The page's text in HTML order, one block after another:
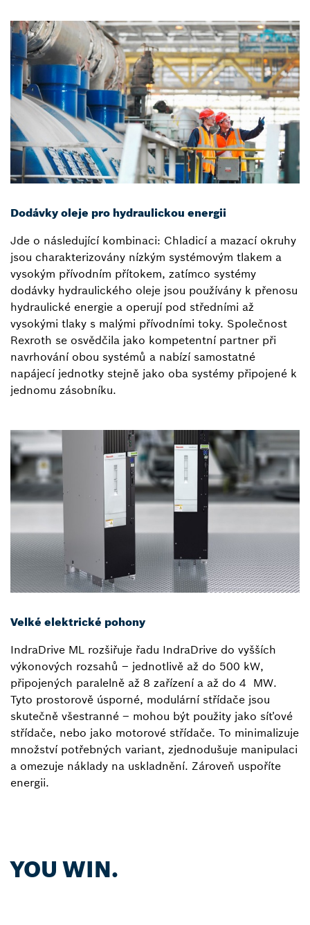
Dodávky oleje pro hydraulickou energii
Jde o následující kombinaci: Chladicí a mazací okruhy
jsou charakterizovány nízkým systémovým tlakem a
vysokým přívodním přítokem, zatímco systémy
dodávky hydraulického oleje jsou používány k přenosu
hydraulické energie a operují pod středními až
vysokými tlaky s malými přívodními toky. Společnost
Rexroth se osvědčila jako kompetentní partner při
navrhování obou systémů a nabízí samostatné
napájecí jednotky stejně jako oba systémy připojené k
jednomu zásobníku.
Velké elektrické pohony
IndraDrive ML rozšiřuje řadu IndraDrive do vyšších
výkonových rozsahů – jednotlivě až do 500 kW,
připojených paralelně až 8 zařízení a až do 4 MW.
Tyto prostorově úsporné, modulární střídače jsou
skutečně všestranné – mohou být použity jako síťové
střídače, nebo jako motorové střídače. To minimalizuje
množství potřebných variant, zjednodušuje manipulaci
a omezuje náklady na uskladnění. Zároveň uspoříte
energii.
YOU WIN.